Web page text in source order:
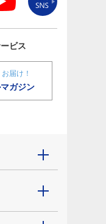
ビス
届け！
ガジン